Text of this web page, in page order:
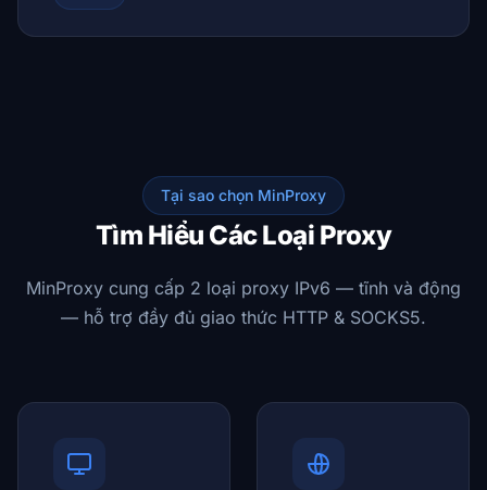
Tại sao chọn MinProxy
Tìm Hiểu Các Loại Proxy
MinProxy cung cấp 2 loại proxy IPv6 — tĩnh và động
— hỗ trợ đầy đủ giao thức HTTP & SOCKS5.